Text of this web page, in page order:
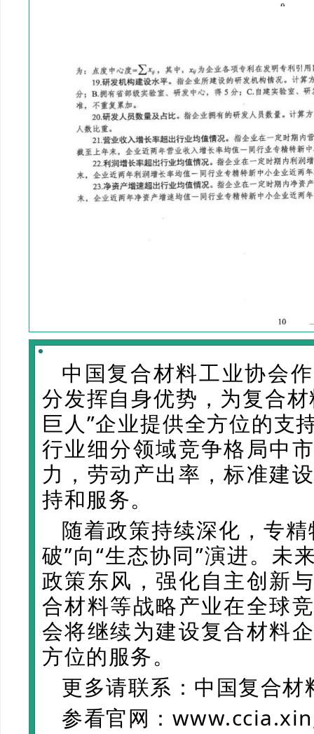
中国复合材料工业协会
分发挥自身优势，为复合
巨人”企业提供全方位的支
行业细分领域竞争格局中
力，劳动产出率，标准建
持和服务。
随着政策持续深化，专
破”向“生态协同”演进。未
政策东风，强化自主创新
合材料等战略产业在全球
会将继续为建设复合材料
方位的服务。
更多请联系：中国复合
参看官网：